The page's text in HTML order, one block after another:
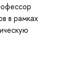
в рамках